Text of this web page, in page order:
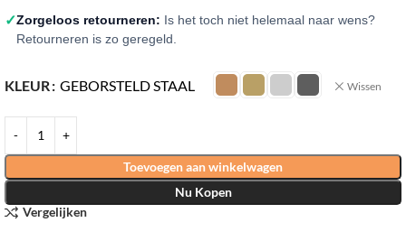
✓Zorgeloos retourneren: Is het toch niet helemaal naar wens?
Retourneren is zo geregeld.
KLEUR GEBORSTELD STAAL Wissen
Toevoegen aan winkelwagen
Nu Kopen
Vergelijken